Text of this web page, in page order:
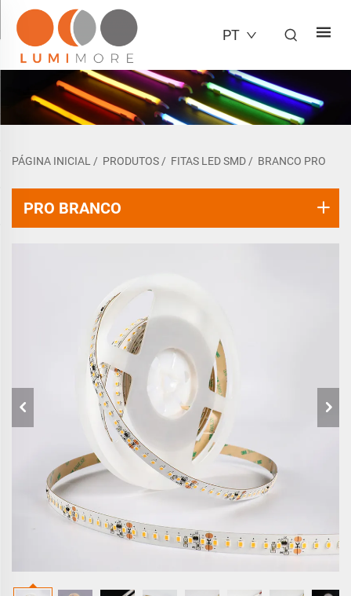
PT
PÁGINA INICIAL / PRODUTOS / FITAS LED SMD / BRANCO PRO
PRO BRANCO